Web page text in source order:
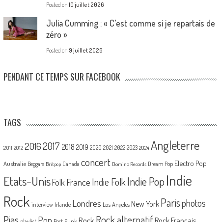
Posted on 10 juillet 2026
Julia Cumming : « C’est comme si je repartais de
zéro »
Posted on 9 juillet 2026
PENDANT CE TEMPS SUR FACEBOOK
TAGS
2011 2012 20162017 2018 2019 2020 2021 2022 2023 2024 Angleterre
Australie Beggars Britpop Canada concert Domino Records Dream Pop Electro Pop
Etats-UnisFolk France Indie Folk Indie PopIndie
Rock interview Irlande Londres Los Angeles New York Parisphotos
Pias Pop Rock alternatif